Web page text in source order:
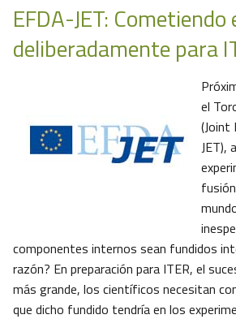
EFDA-JET:
deliberadamente para
el
(Joint
JET),
componentes internos sean fundidos
razón? En preparación para ITER, el
más grande, los científicos necesitan
que dicho fundido tendría en los